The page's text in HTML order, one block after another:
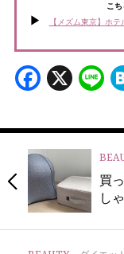
こ
【メズム東京】ホ
X
買
し